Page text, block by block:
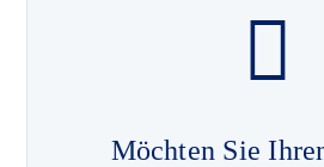
Möchten Sie